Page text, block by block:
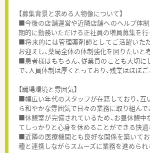
【募集背景と求める人物像について】
■今後の店舗運営や近隣店舗へのヘルプ体制
期的に勤務いただける正社員の増員募集を行
■将来的には管理薬剤師としてご活躍いた
お迎えし、薬局全体の体制強化を図りたいと
■患者様はもちろん、従業員のことも大切に
で、人員体制は厚くとっており、残業はほぼご
【職場環境と雰囲気】
■幅広い年代のスタッフが在籍しており、互
ら和やかな雰囲気で日々の業務に取り組んで
■休憩室が完備されているため、お昼休憩中
てしっかりと心身を休めることができる快適
■近隣の医療機関とも良好な関係を築いてお
種と連携しながらスムーズに業務を進められ